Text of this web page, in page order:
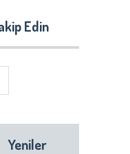
Edin
Yeniler